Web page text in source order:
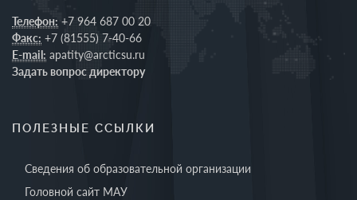
Телефон: +7 964 687 00 20
Факс: +7 (81555) 7-40-66
E-mail: apatity@arcticsu.ru
Задать вопрос директору
ПОЛЕЗНЫЕ ССЫЛКИ
Сведения об образовательной организации
Головной сайт МАУ